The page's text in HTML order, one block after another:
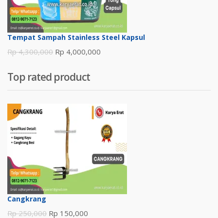
Tempat Sampah Stainless Steel Kapsul
Rp4,300,000 Harga
adalah:
Rp 4,300,000.
Rp 4,000,000
adalah:
Rp 4,000,000.
Top rated product
Cangkrang
Rp250,000 Harga
Rp 150,000